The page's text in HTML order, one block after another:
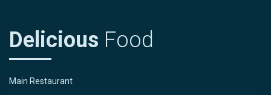
Delicious Food
Main Restaurant